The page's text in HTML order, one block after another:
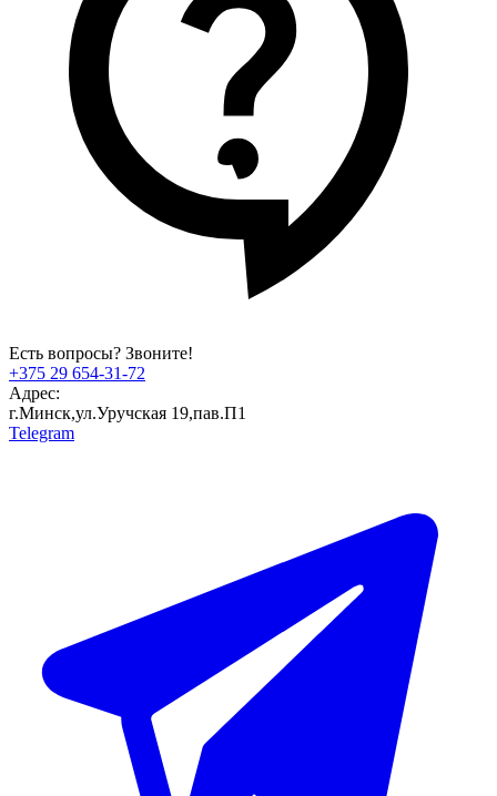
Есть вопросы? Звоните!
+375 29 654-31-72
Адрес:
г.Минск,ул.Уручская 19,пав.П1
Telegram